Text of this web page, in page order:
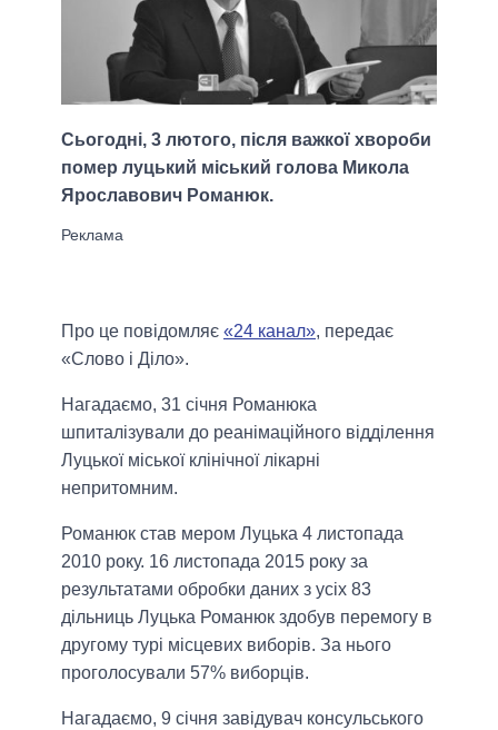
Сьогодні, 3 лютого, після важкої хвороби
помер луцький міський голова Микола
Ярославович Романюк.
Про це повідомляє «24 канал», передає
«Слово і Діло».
Нагадаємо, 31 січня Романюка
шпиталізували до реанімаційного відділення
Луцької міської клінічної лікарні
непритомним.
Романюк став мером Луцька 4 листопада
2010 року. 16 листопада 2015 року за
результатами обробки даних з усіх 83
дільниць Луцька Романюк здобув перемогу в
другому турі місцевих виборів. За нього
проголосували 57% виборців.
Нагадаємо, 9 січня завідувач консульського